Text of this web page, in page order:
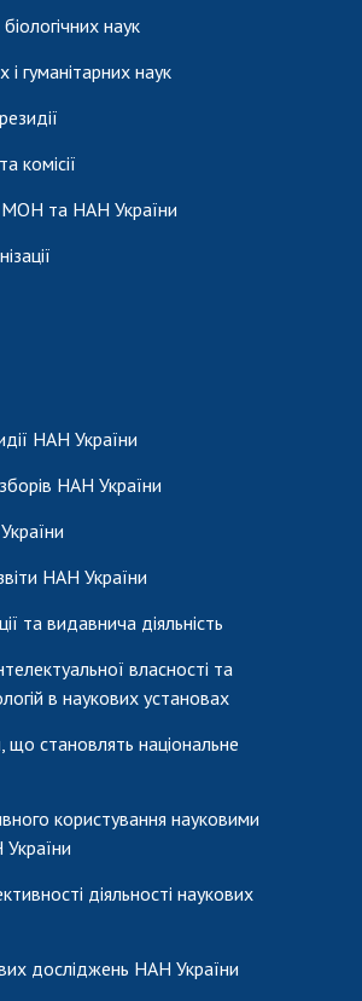
біологічних наук
і гуманітарних наук
комісії
МОН та НАН України
НАН України
НАН України
НАН України
та видавнича діяльність
власності та
в наукових установах
що становлять національне
користування науковими
діяльності наукових
досліджень НАН України